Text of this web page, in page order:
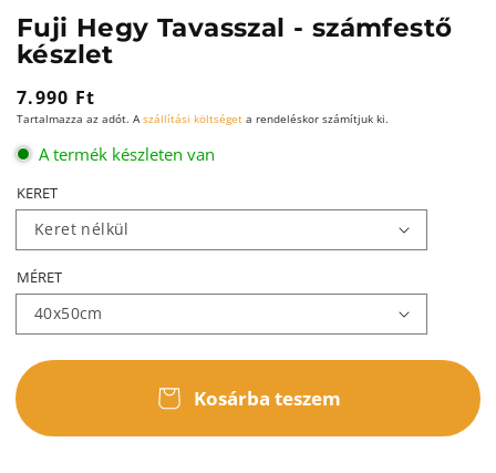
Fuji Hegy Tavasszal - számfestő
készlet
Normál
ár
7.990 Ft
Tartalmazza az adót. A szállítási költséget a rendeléskor számítjuk ki.
A termék készleten van
KERET
MÉRET
Kosárba teszem